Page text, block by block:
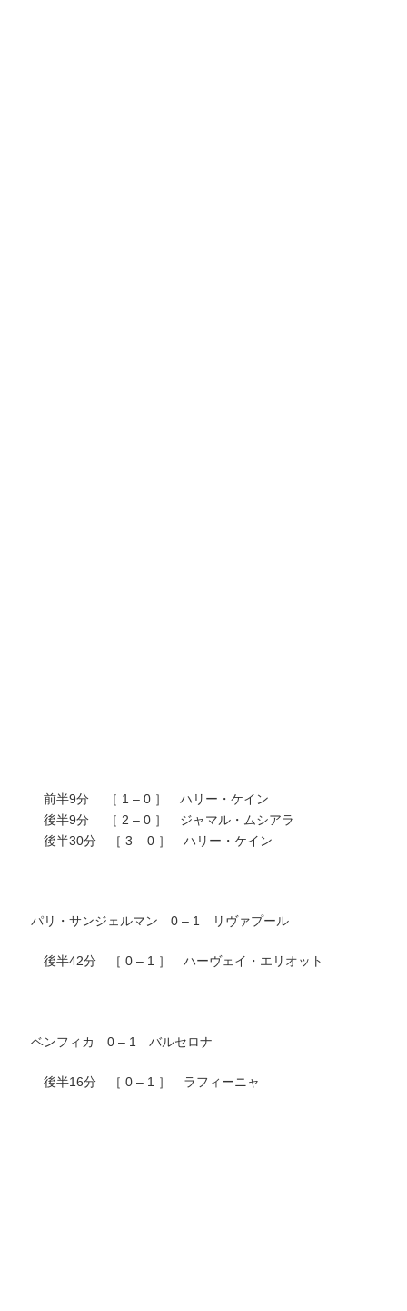
前半9分 ［ 1 – 0 ］ ハリー・ケイン
後半9分 ［ 2 – 0 ］ ジャマル・ムシアラ
後半30分 ［ 3 – 0 ］ ハリー・ケイン
パリ・サンジェルマン 0 – 1 リヴァプール
後半42分 ［ 0 – 1 ］ ハーヴェイ・エリオット
ベンフィカ 0 – 1 バルセロナ
後半16分 ［ 0 – 1 ］ ラフィーニャ